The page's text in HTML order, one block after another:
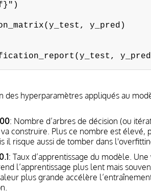
y_pred)
des hyperparamètres appliqués au
: Nombre d’arbres de décision (ou
construire. Plus ce nombre est élevé,
il risque aussi de tomber dans
: Taux d’apprentissage du modèle.
l’apprentissage plus lent mais
plus grande accélère